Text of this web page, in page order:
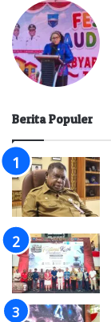
Berita Populer